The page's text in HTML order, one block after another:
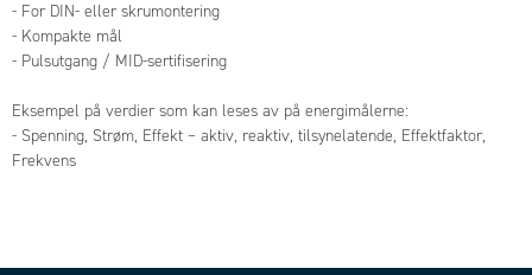
- For DIN- eller skrumontering
- Kompakte mål
- Pulsutgang / MID-sertifisering
Eksempel på verdier som kan leses av på energimålerne:
- Spenning, Strøm, Effekt – aktiv, reaktiv, tilsynelatende, Effektfaktor,
Frekvens